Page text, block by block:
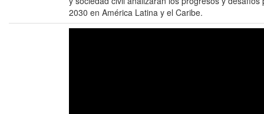
2030 en América Latina y el Caribe.